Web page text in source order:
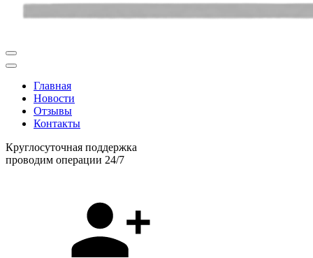
Главная
Новости
Отзывы
Контакты
Круглосуточная поддержка
проводим операции 24/7